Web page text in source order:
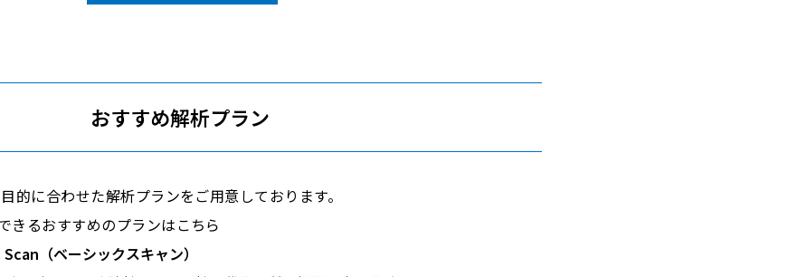
おすすめ解析プラン
的に合わせた解析プランをご用意しております。
きるおすすめのプランはこちら
（ベーシックスキャン）